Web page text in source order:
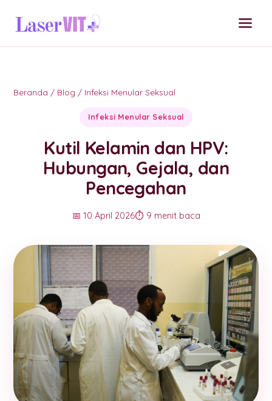
Beranda / Blog / Infeksi Menular Seksual
Infeksi Menular Seksual
Kutil Kelamin dan HPV:
Hubungan, Gejala, dan
Pencegahan
📅 10 April 2026⏱️ 9 menit baca